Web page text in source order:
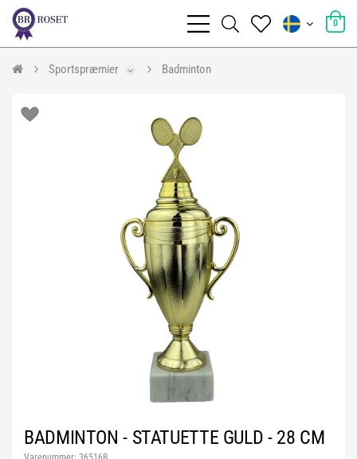
0
Sportspræmier Badminton
BADMINTON - STATUETTE GULD - 28 CM